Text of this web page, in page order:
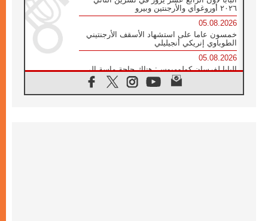
٢٠٢٦ أوروغواي والأرجنتين وبيرو
05.08.2026
خمسون عاما على استشهاد الأسقف الأرجنتيني
الطوباوي إنريكي أنجيليلي
05.08.2026
البابا لفرسان كولومبوس: هناك حاجة ماسة إلى
أنبياء تناغم يسعون إلى بناء الجسور
04.08.2026